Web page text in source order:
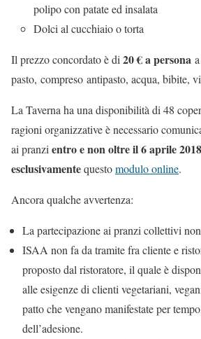
polipo con patate ed insalata
Dolci al cucchiaio o torta
Il prezzo concordato è di 20 € a persona a
pasto, compreso antipasto, acqua, bibite,
La Taverna ha una disponibilità di 48
ragioni organizzative è necessario
ai pranzi entro e non oltre il 6 aprile 2018
esclusivamentequestomodulo online.
Ancora qualche avvertenza:
La partecipazione ai pranzi collettivi
ISAA non fa da tramite fra cliente e
proposto dal ristoratore, il quale è
alle esigenze di clienti vegetariani,
patto che vengano manifestate per
dell’adesione.